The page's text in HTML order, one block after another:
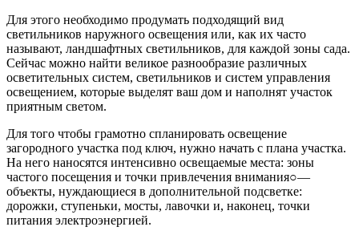
Для этого необходимо продумать подходящий вид
светильников наружного освещения или, как их часто
называют, ландшафтных светильников, для каждой зоны сада.
Сейчас можно найти великое разнообразие различных
осветительных систем, светильников и систем управления
освещением, которые выделят ваш дом и наполнят участок
приятным светом.
Для того чтобы грамотно спланировать освещение
загородного участка под ключ, нужно начать с плана участка.
На него наносятся интенсивно освещаемые места: зоны
частого посещения и точки привлечения внимания○—
объекты, нуждающиеся в дополнительной подсветке:
дорожки, ступеньки, мосты, лавочки и, наконец, точки
питания электроэнергией.